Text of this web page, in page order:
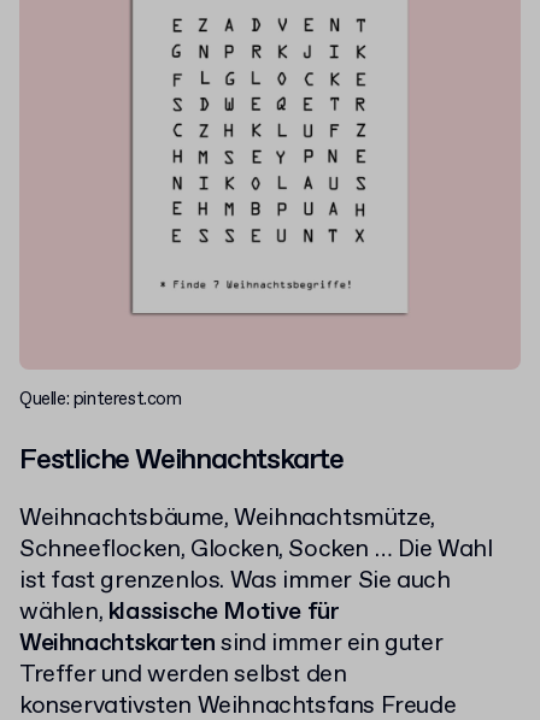
Quelle: pinterest.com
Festliche Weihnachtskarte
Weihnachtsbäume, Weihnachtsmütze,
Schneeflocken, Glocken, Socken ­­… Die Wahl
ist fast grenzenlos. Was immer Sie auch
wählen, klassische Motive für
Weihnachtskartensind immer ein guter
Treffer und werden selbst den
konservativsten Weihnachtsfans Freude